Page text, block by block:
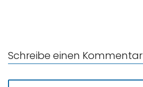
Schreibe einen Kommentar